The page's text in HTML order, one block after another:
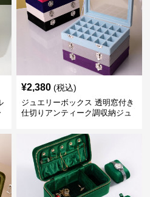
¥2,380 (税込)
ジュエリーボックス 透明窓付き
仕切りアンティーク調収納ジュ